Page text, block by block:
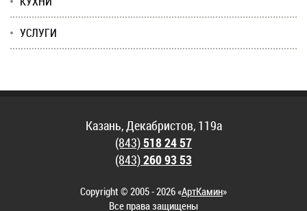
УСЛУГИ
Казань, Декабристов, 119а
(843)518 24 57
(843)260 93 53
Copyright © 2005 - 2026 «АртКамин»
Все права защищены